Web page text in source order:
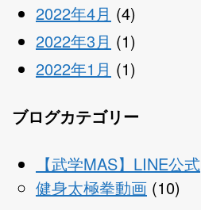
2022年4月 (4)
2022年3月 (1)
2022年1月 (1)
ブログカテゴリー
【武学MAS】LINE公式
健身太極拳動画 (10)